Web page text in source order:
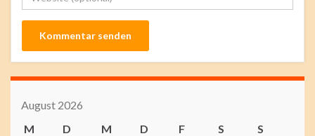
August 2026
M
D M D F S
S